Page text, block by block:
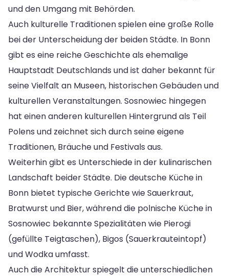
und den Umgang mit Behörden.
Auch kulturelle Traditionen spielen eine große Rolle
bei der Unterscheidung der beiden Städte. In Bonn
gibt es eine reiche Geschichte als ehemalige
Hauptstadt Deutschlands und ist daher bekannt für
seine Vielfalt an Museen, historischen Gebäuden und
kulturellen Veranstaltungen. Sosnowiec hingegen
hat einen anderen kulturellen Hintergrund als Teil
Polens und zeichnet sich durch seine eigene
Traditionen, Bräuche und Festivals aus.
Weiterhin gibt es Unterschiede in der kulinarischen
Landschaft beider Städte. Die deutsche Küche in
Bonn bietet typische Gerichte wie Sauerkraut,
Bratwurst und Bier, während die polnische Küche in
Sosnowiec bekannte Spezialitäten wie Pierogi
(gefüllte Teigtaschen), Bigos (Sauerkrauteintopf)
und Wodka umfasst.
Auch die Architektur spiegelt die unterschiedlichen